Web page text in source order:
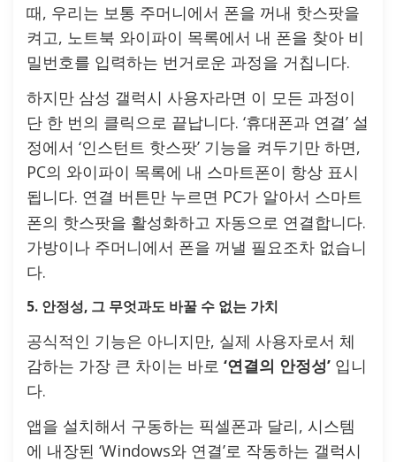
때, 우리는 보통 주머니에서 폰을 꺼내 핫스팟을
켜고, 노트북 와이파이 목록에서 내 폰을 찾아 비
밀번호를 입력하는 번거로운 과정을 거칩니다.
하지만 삼성 갤럭시 사용자라면 이 모든 과정이
단 한 번의 클릭으로 끝납니다. ‘휴대폰과 연결’ 설
정에서 ‘인스턴트 핫스팟’ 기능을 켜두기만 하면,
PC의 와이파이 목록에 내 스마트폰이 항상 표시
됩니다. 연결 버튼만 누르면 PC가 알아서 스마트
폰의 핫스팟을 활성화하고 자동으로 연결합니다.
가방이나 주머니에서 폰을 꺼낼 필요조차 없습니
다.
5. 안정성, 그 무엇과도 바꿀 수 없는 가치
공식적인 기능은 아니지만, 실제 사용자로서 체
감하는 가장 큰 차이는 바로 ‘연결의 안정성’ 입니
다.
앱을 설치해서 구동하는 픽셀폰과 달리, 시스템
에 내장된 ‘Windows와 연결’로 작동하는 갤럭시